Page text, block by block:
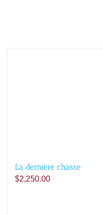
La dernière chasse
$2,250.00